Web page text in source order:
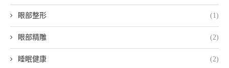
眼部整形 (1)
眼部精雕 (2)
睡眠健康 (2)